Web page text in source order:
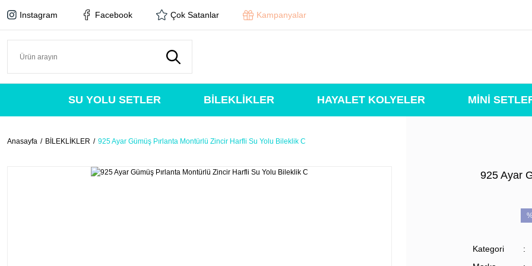
Instagram Facebook Çok Satanlar Kampanyalar
SU YOLU SETLER BİLEKLİKLER HAYALET KOLYELER MİNİ
Anasayfa BİLEKLİKLER 925 Ayar Gümüş Pırlanta Montürlü Zincir Harfli Su Yolu Bileklik C
925 Ayar
Kategori